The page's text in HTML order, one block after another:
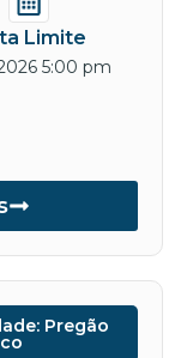
Limite
5:00 pm
Pregão